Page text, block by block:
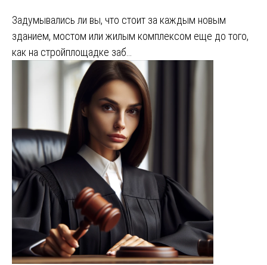
Задумывались ли вы, что стоит за каждым новым
зданием, мостом или жилым комплексом еще до того,
как на стройплощадке заб…